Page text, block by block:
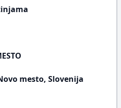
mesto, Slovenija